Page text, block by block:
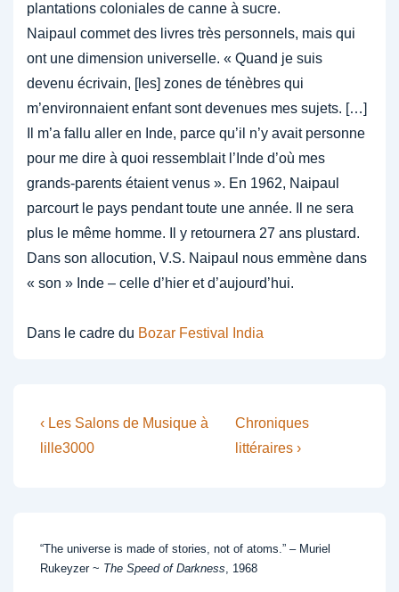
plantations coloniales de canne à sucre.
Naipaul commet des livres très personnels, mais qui
ont une dimension universelle. « Quand je suis
devenu écrivain, [les] zones de ténèbres qui
m’environnaient enfant sont devenues mes sujets. […]
Il m’a fallu aller en Inde, parce qu’il n’y avait personne
pour me dire à quoi ressemblait l’Inde d’où mes
grands-parents étaient venus ». En 1962, Naipaul
parcourt le pays pendant toute une année. Il ne sera
plus le même homme. Il y retournera 27 ans plustard.
Dans son allocution, V.S. Naipaul nous emmène dans
« son » Inde – celle d’hier et d’aujourd’hui.
Dans le cadre du Bozar Festival India
Post
navigation
Previous
Post
‹ Les Salons de Musique à
lille3000
Next
Post
Chroniques
littéraires ›
“The universe is made of stories, not of atoms.” – Muriel
Rukeyzer ~ The Speed of Darkness, 1968